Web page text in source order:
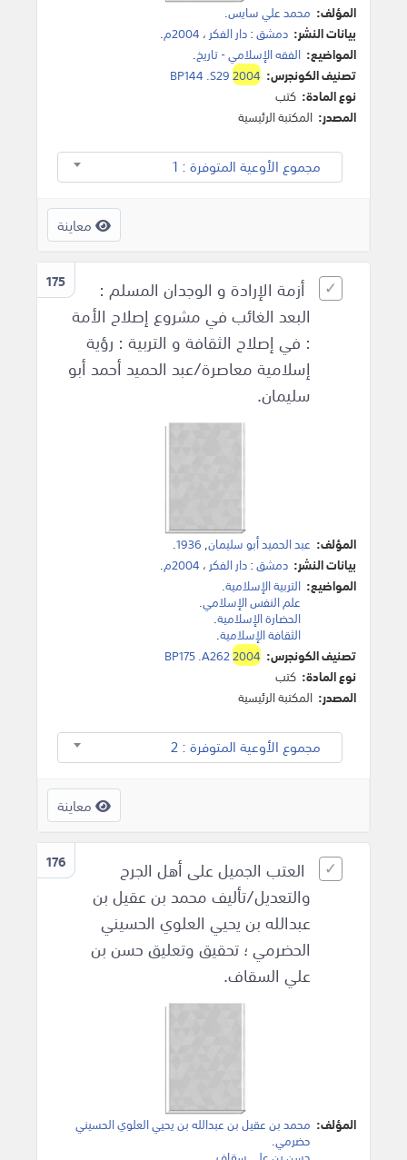
المؤلف: محمد علي سايس.
بيانات النشر: دمشق:دار الفكر ، 2004م .
المواضيع: الفقه الإسلامي - تاريخ.
تصنيف الكونجرس:
BP144 .S292004
نوع المادة: كتب
المصدر: المكتبة الرئيسية
مجموع الأوعية المتوفرة : 1
معاينة
175
أزمة الإرادة و الوجدان المسلم :
البعد الغائب في مشروع إصلاح الأمة
: في إصلاح الثقافة و التربية : رؤية
إسلامية معاصرة/عبد الحميد أحمد أبو
سليمان.
المؤلف: عبد الحميد أبو سليمان,
.
بيانات النشر: دمشق:دار الفكر ، 2004م .
المواضيع: التربية الإسلامية.
علم النفس الإسلامي.
الحضارة الإسلامية.
الثقافة الإسلامية.
تصنيف الكونجرس:
BP175 .A2622004
نوع المادة: كتب
المصدر: المكتبة الرئيسية
مجموع الأوعية المتوفرة : 2
معاينة
176
العتب الجميل على أهل الجرح
والتعديل/تأليف محمد بن عقيل بن
عبدالله بن يحيي العلوي الحسيني
الحضرمي ؛ تحقيق وتعليق حسن بن
علي السقاف.
المؤلف: محمد بن عقيل بن عبدالله بن يحيي العلوي الحسيني
حضرمي.